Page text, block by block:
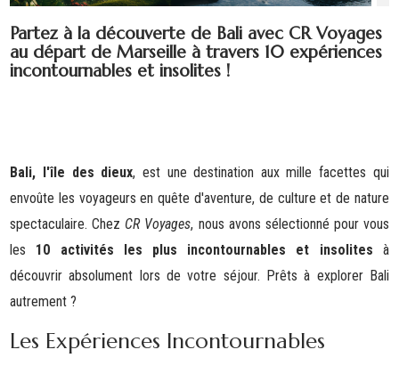
Partez à la découverte de Bali avec CR Voyages
au départ de Marseille à travers 10 expériences
incontournables et insolites !
Bali, l'île des dieux, est une destination aux mille facettes qui
envoûte les voyageurs en quête d'aventure, de culture et de nature
spectaculaire. Chez CR Voyages, nous avons sélectionné pour vous
les 10 activités les plus incontournables et insolites à
découvrir absolument lors de votre séjour. Prêts à explorer Bali
autrement ?
Les Expériences Incontournables